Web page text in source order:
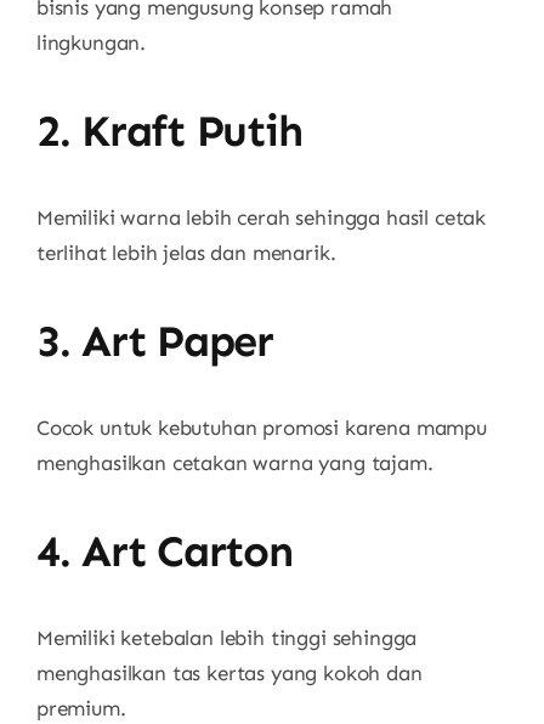
bisnis yang mengusung konsep ramah
lingkungan.
2. Kraft Putih
Memiliki warna lebih cerah sehingga hasil cetak
terlihat lebih jelas dan menarik.
3. Art Paper
Cocok untuk kebutuhan promosi karena mampu
menghasilkan cetakan warna yang tajam.
4. Art Carton
Memiliki ketebalan lebih tinggi sehingga
menghasilkan tas kertas yang kokoh dan
premium.